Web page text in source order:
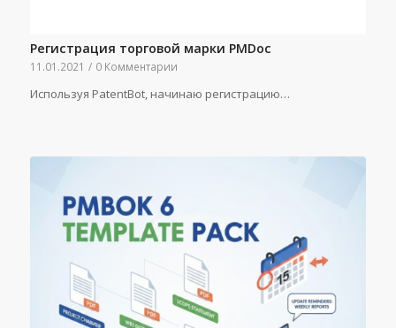
Регистрация торговой марки PMDoc
11.01.2021 / 0 Комментарии
Используя PatentBot, начинаю регистрацию…